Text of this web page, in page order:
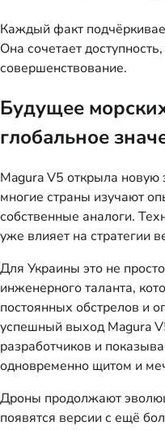
Каждый факт
Она сочетает
совершенствование.
Будущее
глобальное
Magura V5 открыла новую
многие страны изучают
собственные аналоги.
уже влияет на стратегии
Для Украины это не
инженерного таланта,
постоянных обстрелов и
успешный выход Magura
разработчиков и
одновременно щитом и
Дроны продолжают
появятся версии с ещё